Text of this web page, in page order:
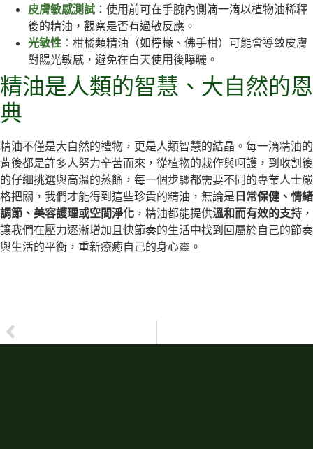
皮膚敏感測試 ：使用前可在手腕內側滴一滴以植物油稀釋
後的精油，觀察是否有過敏反應。
光敏性 ： 柑橘類精油（如檸檬、佛手柑）可能會導致皮膚
對陽光敏感，避免在白天使用後曝曬。
精油是人類的智慧、大自然的恩
典
精油不僅是大自然的禮物，更是人類智慧的結晶。每一滴精油的
背後都是許多人努力辛苦而來，從植物的栽作與呵護，到收割後
的仔細挑選與高溫的蒸餾，每一個步驟都需要不同的專業人士嚴
格把關，我們才能得到這些珍貴的精油，無論是 日常保健、情緒
調節、美容護理或空間淨化 ，精油都能提供溫和而有效的支持 ，
讓我們在壓力逐漸增加且快節奏的生活中找到回屬於自己的節奏
與生活的平衡，重新療癒自己的身心靈。